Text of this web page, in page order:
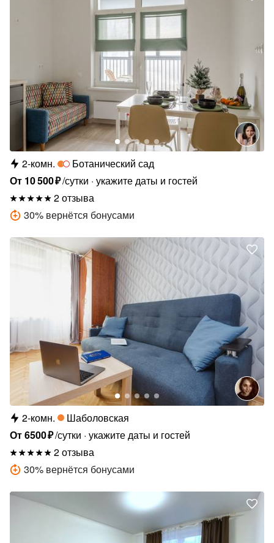
2-комн.
Ботанический сад
От 10500₽/сутки укажите даты и гостей
2 отзыва
30% вернётся бонусами
2-комн.
Шаболовская
От6500₽/сутки укажите даты и гостей
2 отзыва
30% вернётся бонусами